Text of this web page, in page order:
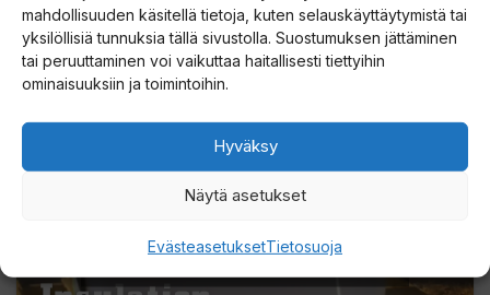
mahdollisuuden käsitellä tietoja, kuten selauskäyttäytymistä tai
yksilöllisiä tunnuksia tällä sivustolla. Suostumuksen jättäminen
tai peruuttaminen voi vaikuttaa haitallisesti tiettyihin
ominaisuuksiin ja toimintoihin.
Hyväksy
Näytä asetukset
EvästeasetuksetTietosuoja
markkinointievästeet ja ottaaksesi tämän